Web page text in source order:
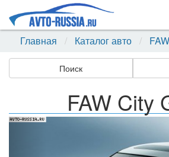
Главная
Каталог авто FAW
Поиск
FAW City
Назад